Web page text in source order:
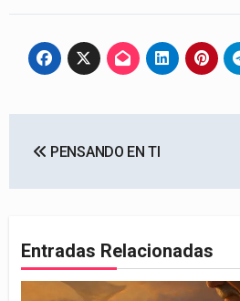
de
PENSANDO EN TI
Entradas Relacionadas